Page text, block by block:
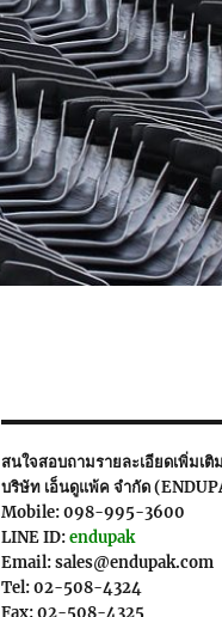
สนใจสอบถามรายละเอียดเพิ่มเติม
บริษัท เอ็นดูแพ้ค จำกัด
Mobile: 098-995-3600
LINE ID:endupak
Email: sales@endupak.com
Tel: 02-508-4324